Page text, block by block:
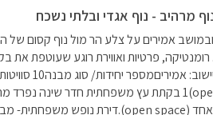
נוף מרהיב - נוף אגדי ובלתי נשכח